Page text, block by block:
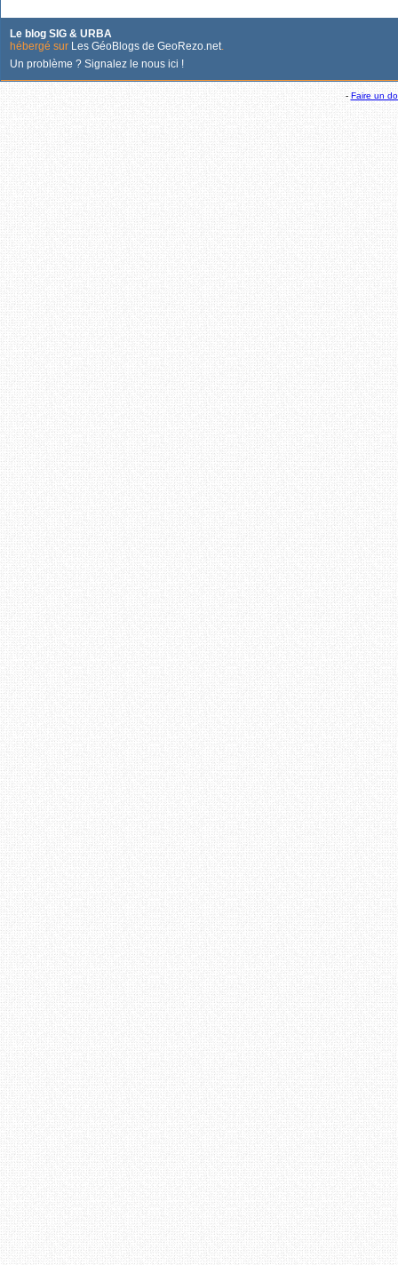
Le blog SIG & URBA
hébergé sur Les GéoBlogs de GeoRezo.net.
Un problème ? Signalez le nous ici !
- Faire un